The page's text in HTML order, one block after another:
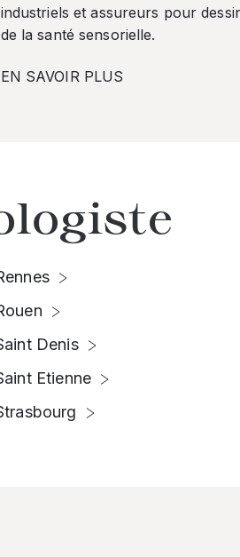
industriels et assureurs pour
de la santé sensorielle.
EN SAVOIR PLUS
Denis
Etienne